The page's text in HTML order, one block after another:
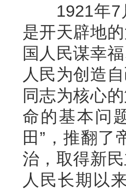
1921年
是开天辟地
国人民谋幸
人民为创造
同志为核心
命的基本问
田”，推翻了
治，取得新
人民长期以